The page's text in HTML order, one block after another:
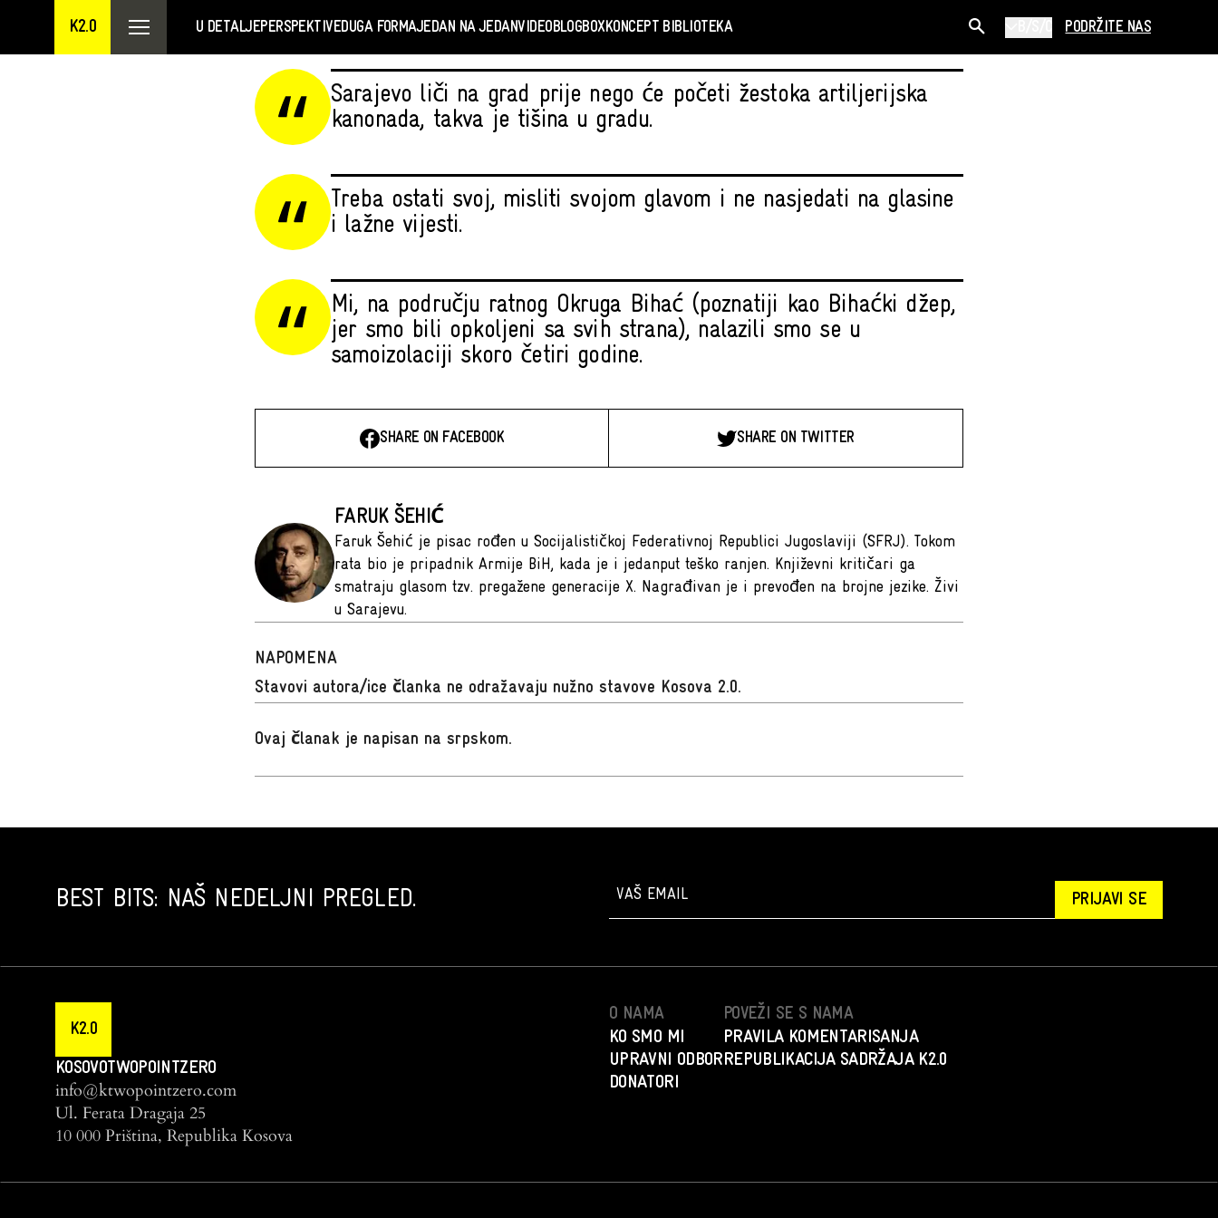
K2.0 U DETALJEPERSPEKTIVEDUGA FORMAJEDAN NA JEDANVIDEOBLOGBOXKONCEPT BIBLIOTEKA PODRŽITE NAS
Sarajevo liči na grad prije nego će početi žestoka artiljerijska
kanonada, takva je tišina u gradu.
Treba ostati svoj, misliti svojom glavom i ne nasjedati na glasine
i lažne vijesti.
Mi, na području ratnog Okruga Bihać (poznatiji kao Bihaćki džep,
jer smo bili opkoljeni sa svih strana), nalazili smo se u
samoizolaciji skoro četiri godine.
SHARE ON FACEBOOK SHARE ON TWITTER
FARUK ŠEHIĆ
Faruk Šehić je pisac rođen u Socijalističkoj Federativnoj Republici Jugoslaviji (SFRJ). Tokom
rata bio je pripadnik Armije BiH, kada je i jedanput teško ranjen. Književni kritičari ga
smatraju glasom tzv. pregažene generacije X. Nagrađivan je i prevođen na brojne jezike. Živi
u Sarajevu.
NAPOMENA
Stavovi autora/ice članka ne odražavaju nužno stavove Kosova 2.0.
Ovaj članak je napisan na srpskom.
BEST BITS: NAŠ NEDELJNI PREGLED. PRIJAVI SE
K2.0
KOSOVOTWOPOINTZERO
info@ktwopointzero.com
Ul. Ferata Dragaja 25
10 000 Priština, Republika Kosova
O NAMA
KO SMO MI
UPRAVNI ODBOR
DONATORI
POVEŽI SE S NAMA
PRAVILA KOMENTARISANJA
REPUBLIKACIJA SADRŽAJA K2.0